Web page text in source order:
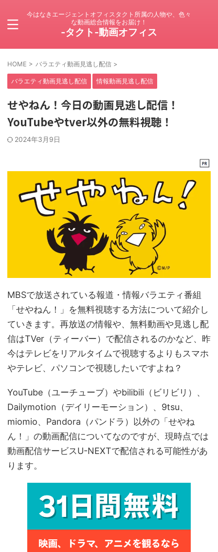
今はなきエージェントオフィスタクト所属の人物や、色々
な動画総合情報をお届け！
-タクト-動画オフィス
HOME > バラエティ動画見逃し配信 >
バラエティ動画見逃し配信 情報動画見逃し配信
せやねん！今日の動画見逃し配信！
YouTubeやtver以外の無料視聴！
2024年3月9日
MBSで放送されている報道・情報バラエティ番組
「せやねん！」を無料視聴する方法について紹介し
ていきます。再放送の情報や、無料動画や見逃し配
信はTVer（ティーバー）で配信されるのかなど、昨
今はテレビをリアルタイムで視聴するよりもスマホ
やテレビ、パソコンで視聴したいですよね？
YouTube（ユーチューブ）やbilibili（ビリビリ）、
Dailymotion（デイリーモーション）、9tsu、
miomio、Pandora（パンドラ）以外の「せやね
ん！」の動画配信についてなのですが、現時点では
動画配信サービスU-NEXTで配信される可能性があ
ります。